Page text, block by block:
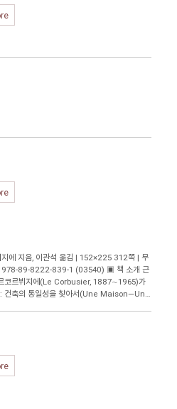
코르뷔지에(Le Corbusier, 1887∼1965)가
건축의 통일성을 찾아서(Une Maison―Un
우수학술도서에 세 차례 선정되는 등 다양한
특별상을 수상한, 국내 르코르뷔지에 연구의
르코르뷔지에의 계획안은 377개 응모작 중 1
던 보수 아카데미의 조직적 음모에 밀려 공동
형식을 빌린 이 책을 통해 국제적 논쟁이 된
담긴 건축적 의미와 가치를 당당히 증명한